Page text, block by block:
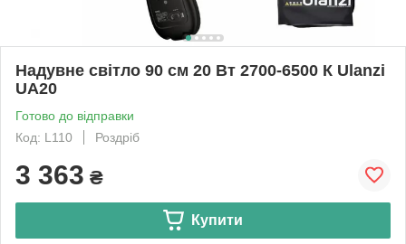
Надувне світло 90 см 20 Вт 2700-6500 К Ulanzi
UA20
Готово до відправки
Код: L110
Роздріб
3 363 ₴
Купити